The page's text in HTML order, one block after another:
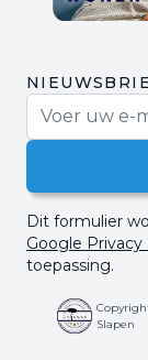
Dit formulier
Google Privacy
toepassing.
Slapen